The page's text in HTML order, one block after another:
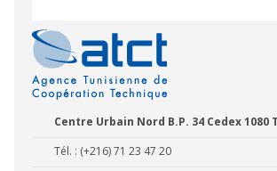
Centre Urbain Nord B.P. 34 Cedex 1080
Tél. : (+216) 71 23 47 20